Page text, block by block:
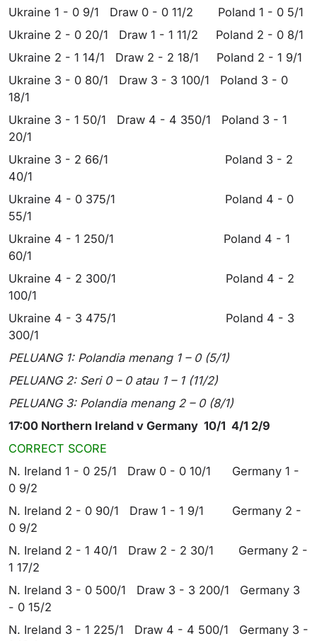
Ukraine 1 - 0 9/1 Draw 0 - 0 11/2 Poland 1 - 0 5/1
Ukraine 2 - 0 20/1 Draw 1 - 1 11/2 Poland 2 - 0 8/1
Ukraine 2 - 1 14/1 Draw 2 - 2 18/1 Poland 2 - 1 9/1
Ukraine 3 - 0 80/1 Draw 3 - 3 100/1 Poland 3 - 0
18/1
Ukraine 3 - 1 50/1 Draw 4 - 4 350/1 Poland 3 - 1
20/1
Ukraine 3 - 2 66/1 Poland 3 - 2
40/1
Ukraine 4 - 0 375/1 Poland 4 - 0
55/1
Ukraine 4 - 1 250/1 Poland 4 - 1
60/1
Ukraine 4 - 2 300/1 Poland 4 - 2
100/1
Ukraine 4 - 3 475/1 Poland 4 - 3
300/1
PELUANG 1: Polandia menang 1 – 0 (5/1)
PELUANG 2: Seri 0 – 0 atau 1 – 1 (11/2)
PELUANG 3: Polandia menang 2 – 0 (8/1)
17:00 Northern Ireland v Germany 10/1 4/1 2/9
CORRECT SCORE
N. Ireland 1 - 0 25/1 Draw 0 - 0 10/1 Germany 1 -
0 9/2
N. Ireland 2 - 0 90/1 Draw 1 - 1 9/1 Germany 2 -
0 9/2
N. Ireland 2 - 1 40/1 Draw 2 - 2 30/1 Germany 2 -
1 17/2
N. Ireland 3 - 0 500/1 Draw 3 - 3 200/1 Germany 3
- 0 15/2
N. Ireland 3 - 1 225/1 Draw 4 - 4 500/1 Germany 3 -